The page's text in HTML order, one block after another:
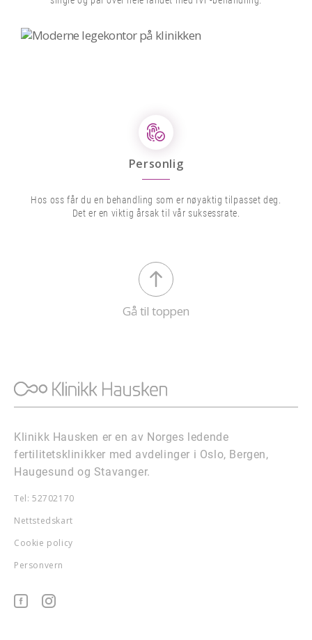
Personlig
Hos oss får du en behandling som er nøyaktig tilpasset deg.
Det er en viktig årsak til vår suksessrate.
Gå til toppen
Klinikk Hausken er en av Norges ledende
fertilitetsklinikker med avdelinger i Oslo, Bergen,
Haugesund og Stavanger.
Tel: 52702170
Nettstedskart
Cookie policy
Personvern